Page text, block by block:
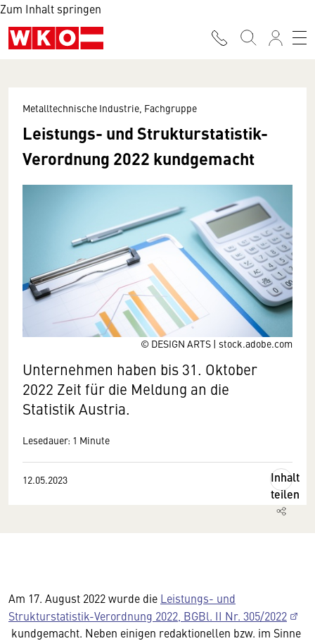
Zum Inhalt springen
© DESIGN ARTS | stock.adobe.com
Metalltechnische Industrie, Fachgruppe
Leistungs- und Strukturstatistik-
Verordnung 2022 kundgemacht
Unternehmen haben bis 31. Oktober
2022 Zeit für die Meldung an die
Statistik Austria.
Lesedauer: 1 Minute
12.05.2023
Inhalt
teilen
Am 17. August 2022 wurde die Leistungs- und
Strukturstatistik-Verordnung 2022, BGBl. II Nr. 305/2022
kundgemacht. Neben einigen redaktionellen bzw. im Sinne